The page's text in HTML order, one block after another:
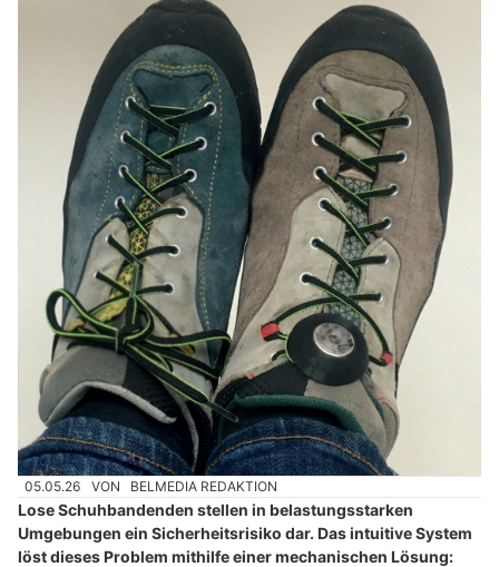
05.05.26 VON BELMEDIA REDAKTION
Lose Schuhbandenden stellen in belastungsstarken
Umgebungen ein Sicherheitsrisiko dar. Das intuitive System
löst dieses Problem mithilfe einer mechanischen Lösung: